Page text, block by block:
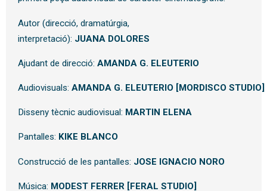
Autor (direcció, dramatúrgia,
interpretació): JUANA DOLORES
Ajudant de direcció: AMANDA G. ELEUTERIO
Audiovisuals: AMANDA G. ELEUTERIO [MORDISCO STUDIO]
Disseny tècnic audiovisual: MARTIN ELENA
Pantalles: KIKE BLANCO
Construcció de les pantalles: JOSE IGNACIO NORO
Música: MODEST FERRER [FERAL STUDIO]